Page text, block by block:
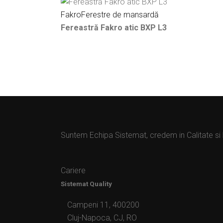
FakroFerestre de mansardă
Fereastră Fakro atic BXP L3
Suntem Echipa Sistemat, credem in Calitate
Cariere
Sistemat Quality
Campeni 11, 400200
Cluj-Napoca, CJ, RO